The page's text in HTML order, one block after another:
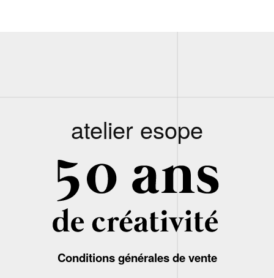
atelier esope
Conditions générales de vente